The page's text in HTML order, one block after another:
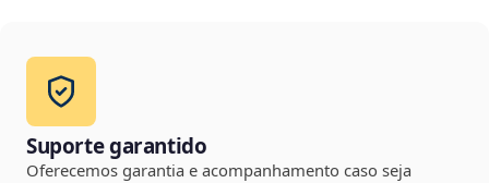
Suporte garantido
Oferecemos garantia e acompanhamento caso seja